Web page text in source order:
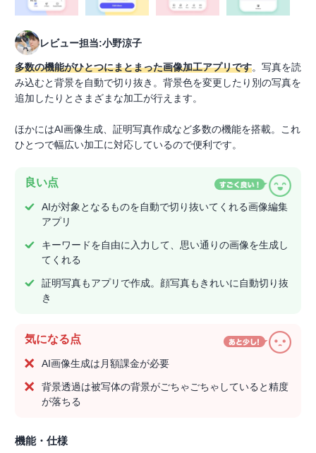
レビュー担当:小野涼子
多数の機能がひとつにまとまった画像加工アプリです。写真を読
み込むと背景を自動で切り抜き。背景色を変更したり別の写真を
追加したりとさまざまな加工が行えます。
ほかにはAI画像生成、証明写真作成など多数の機能を搭載。これ
ひとつで幅広い加工に対応しているので便利です。
良い点
AIが対象となるものを自動で切り抜いてくれる画像編集
アプリ
キーワードを自由に入力して、思い通りの画像を生成し
てくれる
証明写真もアプリで作成。顔写真もきれいに自動切り抜
き
気になる点
AI画像生成は月額課金が必要
背景透過は被写体の背景がごちゃごちゃしていると精度
が落ちる
機能・仕様